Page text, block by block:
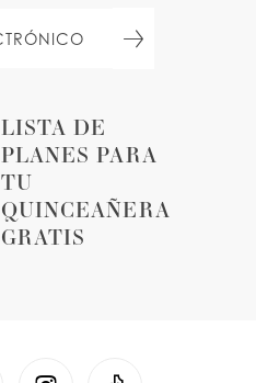
LISTA DE
PLANES PARA
TU
QUINCEAÑERA
GRATIS